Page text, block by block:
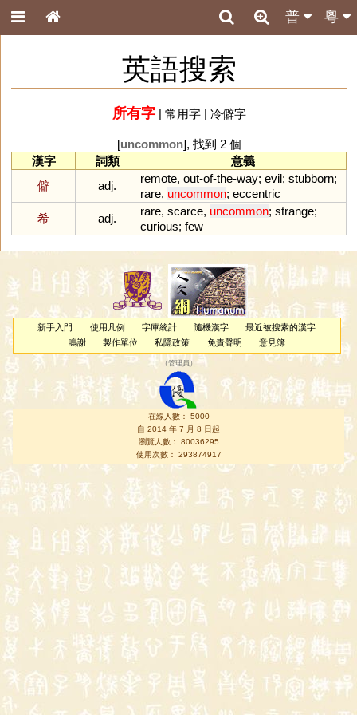
粵
普
英語搜索
所有字| 常用字| 冷僻字
[uncommon], 找到 2 個
漢字
詞類
意義
僻
adj.
remote, out-of-the-way; evil; stubborn;
rare, uncommon; eccentric
希
adj.
rare, scarce, uncommon; strange;
curious; few
新手入門 使用凡例 字庫統計 隨機漢字
最近被搜索的漢字
鳴謝
製作單位 私隱政策 免責聲明 意見簿
（管理員 ）
在線人數： 5000
自 2014 年 7 月 8 日起
瀏覽人數： 80036295
使用次數： 293874917